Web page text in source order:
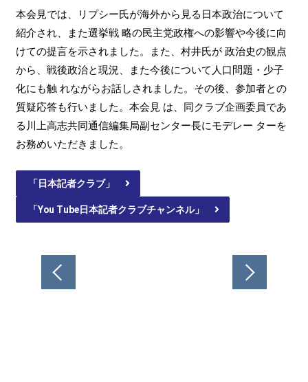
本会見では、リプシー氏が海外から見る日本政治について
紹介され、また選挙戦 略の民主党政権への影響や今後に向
けての提言を示されました。また、村井氏が 政治史の観点
から、戦後政治と現況、また今後について人口問題・少子
化にも触 れながらお話しされました。その後、参加者との
質疑応答も行いました。本会見 は、同クラブ企画委員であ
る川上高志共同通信編集局副センター長にモデレー ターを
お務めいただきました。
「日本記者クラブ」
「You Tube日本記者クラブチャンネル」